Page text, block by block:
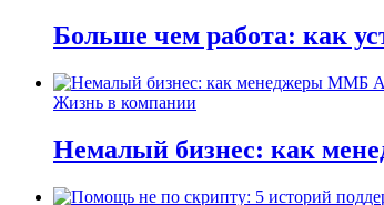
Больше чем работа: как
Жизнь в компании
Немалый бизнес: как